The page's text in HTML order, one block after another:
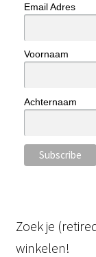
Email Adres
Voornaam
Achternaam
Zoek je
winkelen!